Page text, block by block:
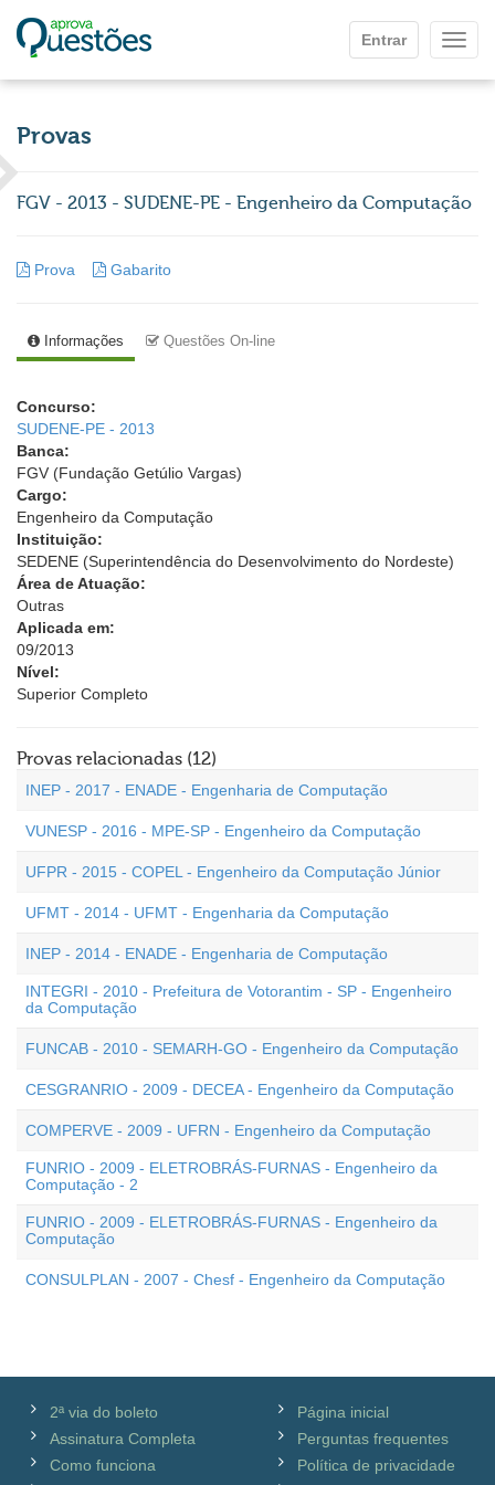
Entrar
Provas
FGV - 2013 - SUDENE-PE - Engenheiro da Computação
Prova Gabarito
Informações Questões On-line
Concurso:
SUDENE-PE - 2013
Banca:
FGV (Fundação Getúlio Vargas)
Cargo:
Engenheiro da Computação
Instituição:
SEDENE (Superintendência do Desenvolvimento do Nordeste)
Área de Atuação:
Outras
Aplicada em:
09/2013
Nível:
Superior Completo
Provas relacionadas (12)
INEP - 2017 - ENADE - Engenharia de Computação
VUNESP - 2016 - MPE-SP - Engenheiro da Computação
UFPR - 2015 - COPEL - Engenheiro da Computação Júnior
UFMT - 2014 - UFMT - Engenharia da Computação
INEP - 2014 - ENADE - Engenharia de Computação
INTEGRI - 2010 - Prefeitura de Votorantim - SP - Engenheiro
da Computação
FUNCAB - 2010 - SEMARH-GO - Engenheiro da Computação
CESGRANRIO - 2009 - DECEA - Engenheiro da Computação
COMPERVE - 2009 - UFRN - Engenheiro da Computação
FUNRIO - 2009 - ELETROBRÁS-FURNAS - Engenheiro da
Computação - 2
FUNRIO - 2009 - ELETROBRÁS-FURNAS - Engenheiro da
Computação
CONSULPLAN - 2007 - Chesf - Engenheiro da Computação
2ª via do boleto
Assinatura Completa
Como funciona
Página inicial
Perguntas frequentes
Política de privacidade